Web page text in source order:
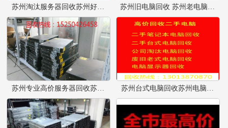
苏州淘汰服务器回收苏州好坏电脑回收苏州旧电脑回收
苏州旧电脑回收 苏州老电脑回收
苏州专业高价服务器回收苏州服务器配件回收苏州交换机回收
苏州台式电脑回收苏州电脑回收